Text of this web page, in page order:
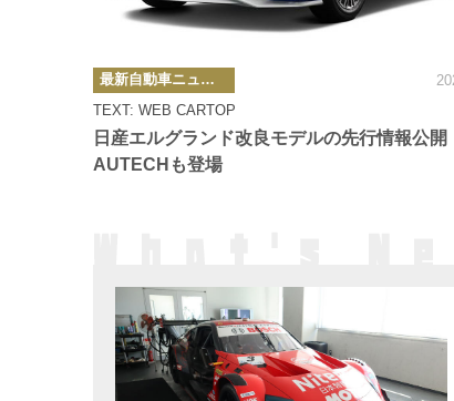
日産エルグランド改良モデルの先行情報公
AUTECHも登場
TEXT: WEB CARTOP
カ
テ
ゴ
リ
ー
最新自動車ニュース